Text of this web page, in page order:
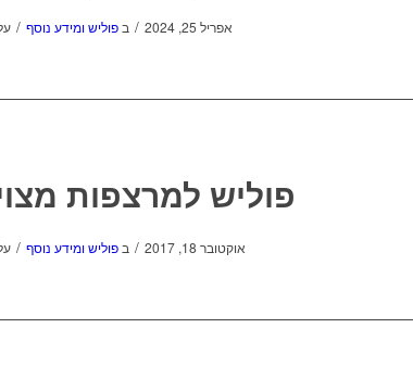
אפריל 25, 2024 / בפוליש ומידע נוסף /
פוליש למרצפות
אוקטובר 18, 2017 / בפוליש ומידע נוסף /